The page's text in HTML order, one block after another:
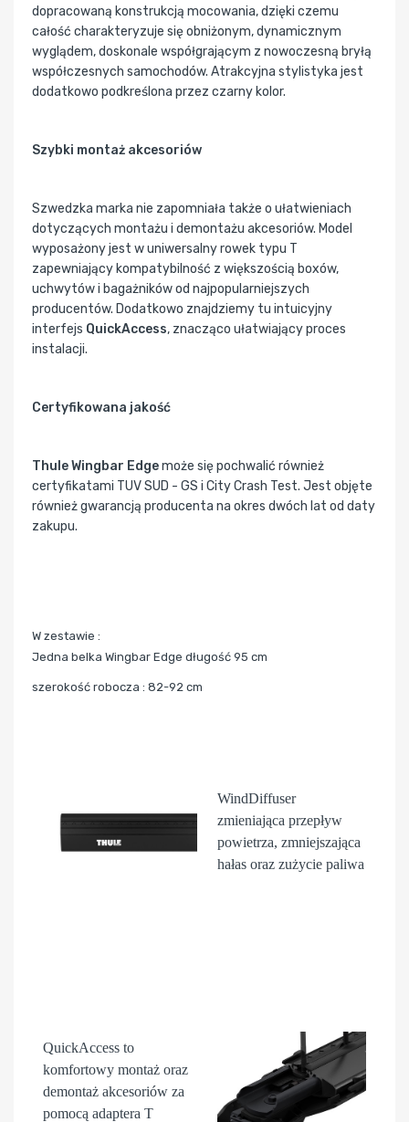
dopracowaną konstrukcją mocowania, dzięki czemu
całość charakteryzuje się obniżonym, dynamicznym
wyglądem, doskonale współgrającym z nowoczesną bryłą
współczesnych samochodów. Atrakcyjna stylistyka jest
dodatkowo podkreślona przez czarny kolor.
Szybki montaż akcesoriów
Szwedzka marka nie zapomniała także o ułatwieniach
dotyczących montażu i demontażu akcesoriów. Model
wyposażony jest w uniwersalny rowek typu T
zapewniający kompatybilność z większością boxów,
uchwytów i bagażników od najpopularniejszych
producentów. Dodatkowo znajdziemy tu intuicyjny
interfejs QuickAccess, znacząco ułatwiający proces
instalacji.
Certyfikowana jakość
Thule Wingbar Edgemoże się pochwalić również
certyfikatami TUV SUD - GS i City Crash Test. Jest objęte
również gwarancją producenta na okres dwóch lat od daty
zakupu.
W zestawie :
Jedna belka Wingbar Edge długość 95 cm
szerokość robocza : 82-92 cm
WindDiffuser
zmieniająca przepływ
powietrza, zmniejszająca
hałas oraz zużycie paliwa
QuickAccess to
komfortowy montaż oraz
demontaż akcesoriów za
pomocą adaptera T